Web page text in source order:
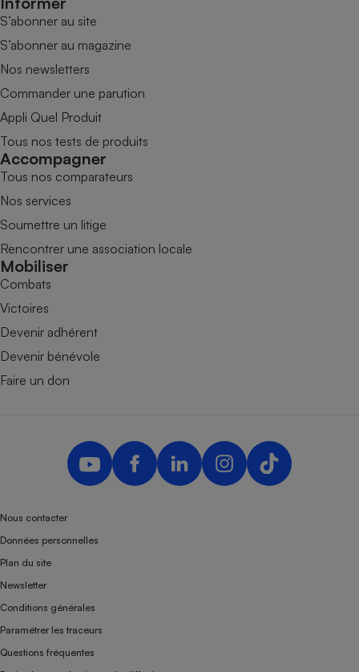
S’abonner au site
S’abonner au magazine
Nos newsletters
Commander une parution
Appli Quel Produit
Tous nos tests de produits
Accompagner
Tous nos comparateurs
Nos services
Soumettre un litige
Rencontrer une association locale
Mobiliser
Combats
Victoires
Devenir adhérent
Devenir bénévole
Faire un don
Nous contacter
Données personnelles
Plan du site
Newsletter
Conditions générales
Paramétrer les traceurs
Questions fréquentes